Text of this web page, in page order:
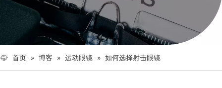
首页 » 博客 » 运动眼镜 » 如何选择射击眼镜